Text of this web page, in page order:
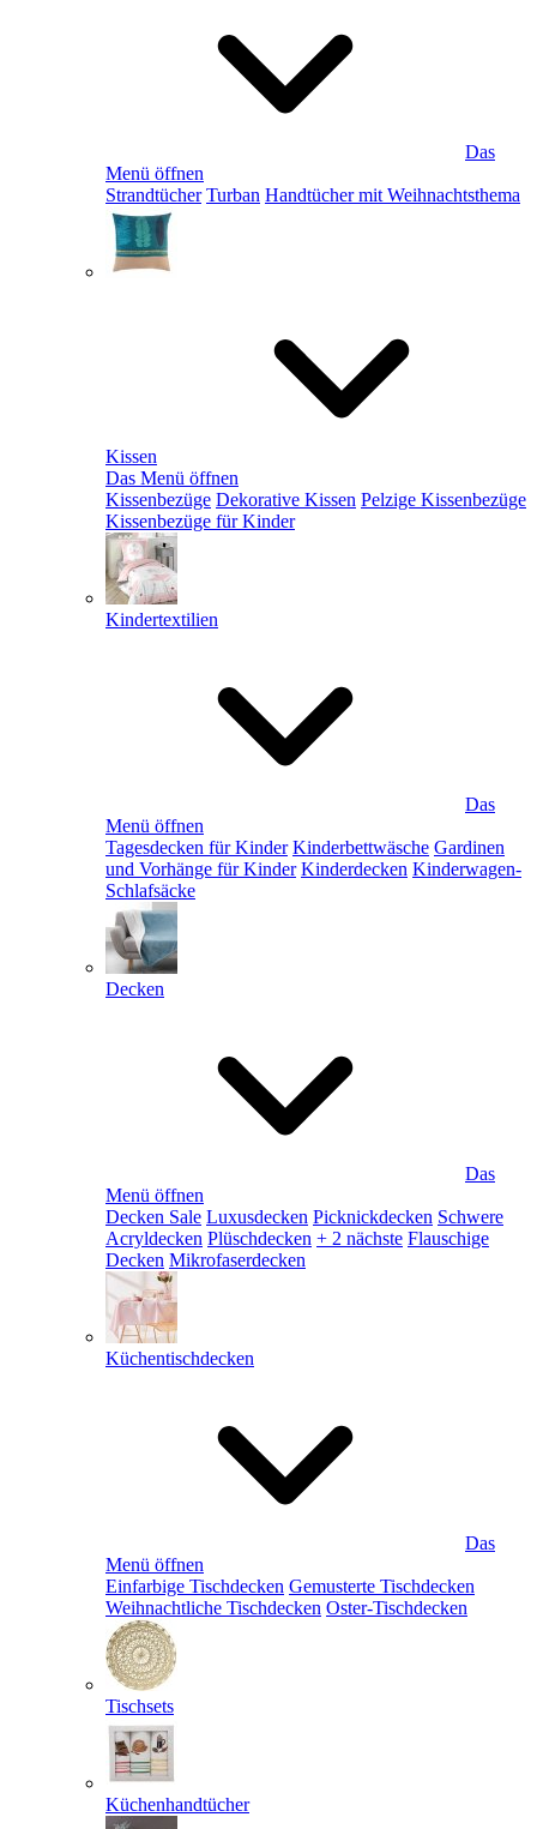
Das
Menü öffnen
Strandtücher Turban Handtücher mit Weihnachtsthema
Kissen
Das Menü öffnen
Kissenbezüge Dekorative Kissen Pelzige Kissenbezüge
Kissenbezüge für Kinder
Kindertextilien
Das
Menü öffnen
Tagesdecken für Kinder Kinderbettwäsche Gardinen
und Vorhänge für Kinder Kinderdecken Kinderwagen-
Schlafsäcke
Decken
Das
Menü öffnen
Decken Sale Luxusdecken Picknickdecken Schwere
Acryldecken Plüschdecken + 2 nächste Flauschige
Decken Mikrofaserdecken
Küchentischdecken
Das
Menü öffnen
Einfarbige Tischdecken Gemusterte Tischdecken
Weihnachtliche Tischdecken Oster-Tischdecken
Tischsets
Küchenhandtücher